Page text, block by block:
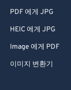
PDF 에게 JPG
HEIC 에게 JPG
Image 에게 PDF
이미지 변환기